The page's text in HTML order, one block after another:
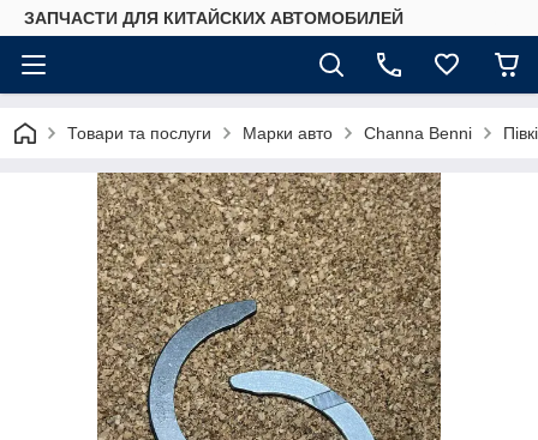
ЗАПЧАСТИ ДЛЯ КИТАЙСКИХ АВТОМОБИЛЕЙ
Товари та послуги Марки авто Сhannа Benni